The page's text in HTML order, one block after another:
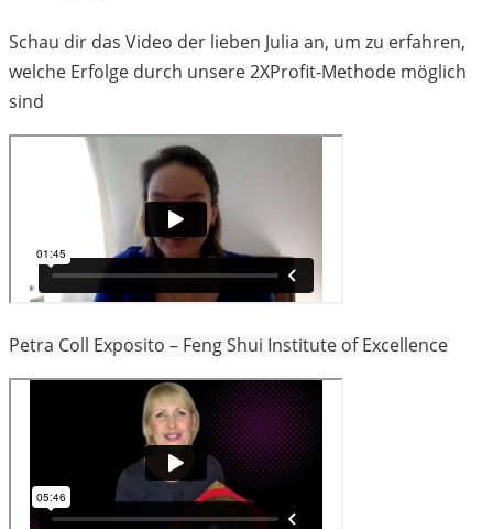
Schau dir das Video der lieben Julia an, um zu erfahren,
welche Erfolge durch unsere 2XProfit-Methode möglich
sind
Petra Coll Exposito – Feng Shui Institute of Excellence